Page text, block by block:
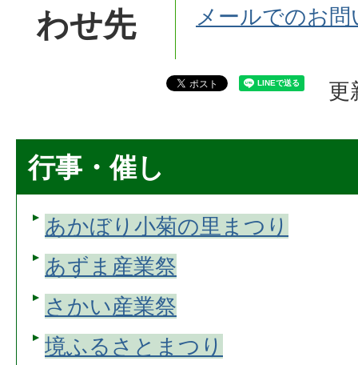
わせ先
メールでのお
更
行事・催し
あかぼり小菊の里まつり
あずま産業祭
さかい産業祭
境ふるさとまつり